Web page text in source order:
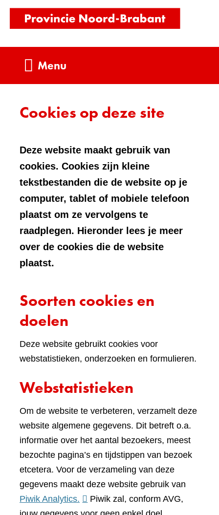
Ga
Menu
Cookies op deze site
Deze website maakt gebruik van
cookies. Cookies zijn kleine
tekstbestanden die de website op je
computer, tablet of mobiele telefoon
plaatst om ze vervolgens te
raadplegen. Hieronder lees je meer
over de cookies die de website
plaatst.
Soorten cookies en
doelen
Deze website gebruikt cookies voor
webstatistieken, onderzoeken en formulieren.
Webstatistieken
Om de website te verbeteren, verzamelt deze
website algemene gegevens. Dit betreft o.a.
informatie over het aantal bezoekers, meest
bezochte pagina’s en tijdstippen van bezoek
etcetera. Voor de verzameling van deze
gegevens maakt deze website gebruik van
Piwik Analytics. (verwijst
naar
Piwik zal, conform AVG,